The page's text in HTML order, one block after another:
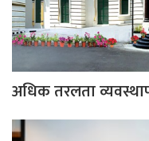
अधिक तरलता